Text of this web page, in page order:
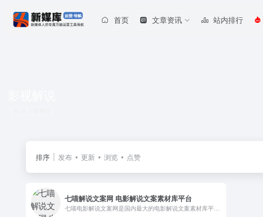
首页 文章资讯 站内排行
排序 发布 更新 浏览 点赞
七喵解说文案网 电影解说文案素材库平台